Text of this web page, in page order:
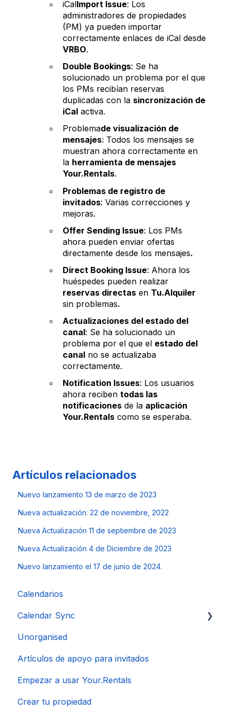
iCalImport Issue: Los
administradores de propiedades
(PM) ya pueden importar
correctamente enlaces de iCal desde
VRBO.
Double Bookings: Se ha
solucionado un problema por el que
los PMs recibían reservas
duplicadas con la sincronización de
iCal activa.
Problemade visualización de
mensajes: Todos los mensajes se
muestran ahora correctamente en
la herramienta de mensajes
Your.Rentals.
Problemas de registro de
invitados: Varias correcciones y
mejoras.
Offer Sending Issue: Los PMs
ahora pueden enviar ofertas
directamente desde los mensajes.
Direct Booking Issue: Ahora los
huéspedes pueden realizar
reservas directas en Tu.Alquiler
sin problemas.
Actualizaciones del estado del
canal: Se ha solucionado un
problema por el que el estado del
canal no se actualizaba
correctamente.
Notification Issues: Los usuarios
ahora reciben todas las
notificaciones de la aplicación
Your.Rentals como se esperaba.
Artículos relacionados
Nuevo lanzamiento 13 de marzo de 2023
Nueva actualización: 22 de noviembre, 2022
Nueva Actualización 11 de septiembre de 2023
Nueva Actualización 4 de Diciembre de 2023
Nuevo lanzamiento el 17 de junio de 2024.
Calendarios
Calendar Sync
Importación de calendarios populares
Unorganised
Artículos de apoyo para invitados
Empezar a usar Your.Rentals
Crear tu propiedad